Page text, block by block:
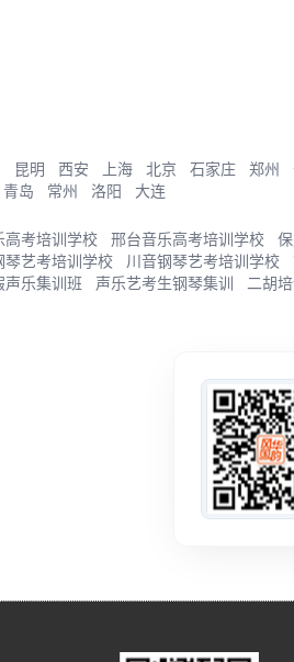
昆明 西安 上海 北京 石家庄 郑州
青岛 常州 洛阳 大连
高考培训学校 邢台音乐高考培训学校
琴艺考培训学校 川音钢琴艺考培训学校
声乐集训班 声乐艺考生钢琴集训 二胡